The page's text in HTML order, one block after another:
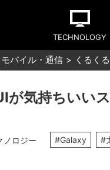
TECHNOLOGY
モバイル・通信 くるく
が気持ちいい
ノロジー #Galaxy #